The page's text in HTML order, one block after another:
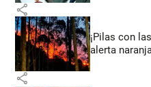
share
¡Pilas con
alerta
share